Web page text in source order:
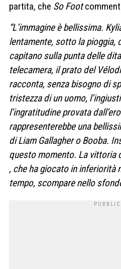
partita, che So Foot
“L’immagine è bellissima.
lentamente, sotto la pioggia,
capitano sulla punta delle
telecamera, il prato del
racconta, senza bisogno di
tristezza di un uomo,
l’ingratitudine provata
rappresenterebbe una
di Liam Gallagher o Booba.
questo momento. La vittoria
, che ha giocato in inferiorità
tempo, scompare nello